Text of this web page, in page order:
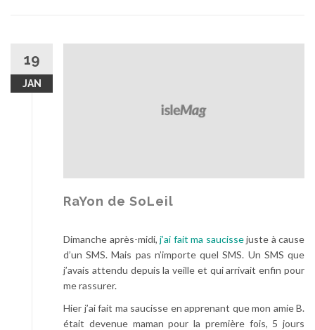
19
JAN
RaYon de SoLeil
Dimanche après-midi, j’ai fait ma saucissejuste à cause
d’un SMS. Mais pas n’importe quel SMS. Un SMS que
j’avais attendu depuis la veille et qui arrivait enfin pour
me rassurer.
Hier j’ai fait ma saucisse en apprenant que mon amie B.
était devenue maman pour la première fois, 5 jours